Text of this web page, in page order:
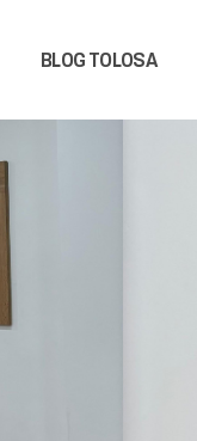
BLOG TOLOSA